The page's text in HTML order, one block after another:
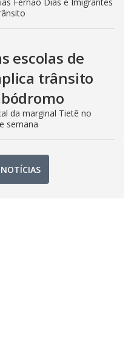
escolas de
trânsito
da marginal Tietê no
semana